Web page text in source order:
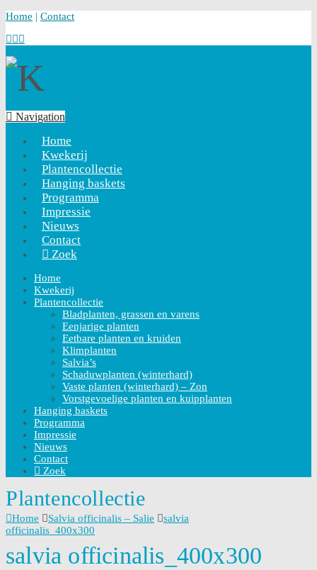
Home | Contact
Navigation
Home
Kwekerij
Plantencollectie
Hanging baskets
Programma
Impressie
Nieuws
Contact
Zoek
Home
Kwekerij
Plantencollectie
Bladplanten, grassen en varens
Eenjarige planten
Eetbare planten en kruiden
Klimplanten
Salvia’s
Schaduwplanten (winterhard)
Vaste planten (winterhard) – Zon
Vorstgevoelige planten en kuipplanten
Hanging baskets
Programma
Impressie
Nieuws
Contact
Zoek
Plantencollectie
Home Salvia officinalis – Salie
salvia
officinalis_400x300
salvia officinalis_400x300